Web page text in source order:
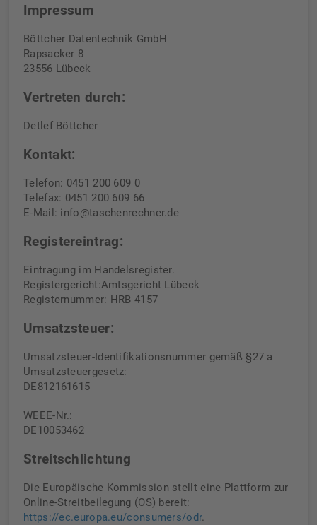
Impressum
Böttcher Datentechnik GmbH
Rapsacker 8
23556 Lübeck
Vertreten durch:
Detlef Böttcher
Kontakt:
Telefon: 0451 200 609 0
Telefax: 0451 200 609 66
E-Mail: info@taschenrechner.de
Registereintrag:
Eintragung im Handelsregister.
Registergericht:Amtsgericht Lübeck
Registernummer: HRB 4157
Umsatzsteuer:
Umsatzsteuer-Identifikationsnummer gemäß §27 a
Umsatzsteuergesetz:
DE812161615
WEEE-Nr.:
DE10053462
Streitschlichtung
Die Europäische Kommission stellt eine Plattform zur
Online-Streitbeilegung (OS) bereit:
https://ec.europa.eu/consumers/odr.